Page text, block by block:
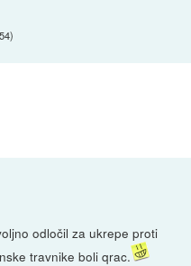
)
odločil za ukrepe proti
travnike boli qrac.